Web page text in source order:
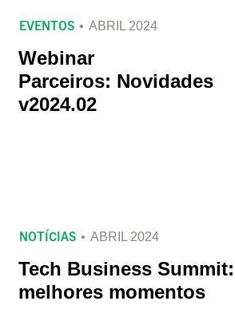
EVENTOS ABRIL 2024
Webinar
Parceiros: Novidades
v2024.02
NOTÍCIAS ABRIL 2024
Tech Business Summit:
melhores momentos